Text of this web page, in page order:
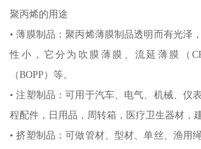
聚丙烯的用途
•薄膜制品：聚丙烯薄膜制品透明而有光泽
性小，它分为吹膜薄膜、流延薄膜（
（BOPP ）等。
•注塑制品：可用于汽车、电气、机械、仪
程配件，日用品，周转箱，医疗卫生器材，
•挤塑制品：可做管材、型材、单丝、渔用